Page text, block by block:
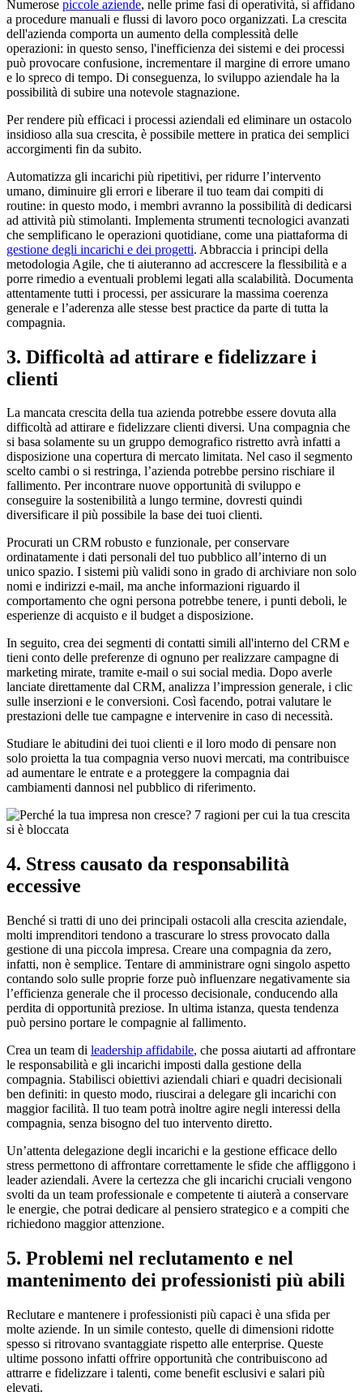
Numerose piccole aziende, nelle prime fasi di operatività, si affidano
a procedure manuali e flussi di lavoro poco organizzati. La crescita
dell'azienda comporta un aumento della complessità delle
operazioni: in questo senso, l'inefficienza dei sistemi e dei processi
può provocare confusione, incrementare il margine di errore umano
e lo spreco di tempo. Di conseguenza, lo sviluppo aziendale ha la
possibilità di subire una notevole stagnazione.
Per rendere più efficaci i processi aziendali ed eliminare un ostacolo
insidioso alla sua crescita, è possibile mettere in pratica dei semplici
accorgimenti fin da subito.
Automatizza gli incarichi più ripetitivi, per ridurre l’intervento
umano, diminuire gli errori e liberare il tuo team dai compiti di
routine: in questo modo, i membri avranno la possibilità di dedicarsi
ad attività più stimolanti. Implementa strumenti tecnologici avanzati
che semplificano le operazioni quotidiane, come una piattaforma di
gestione degli incarichi e dei progetti. Abbraccia i principi della
metodologia Agile, che ti aiuteranno ad accrescere la flessibilità e a
porre rimedio a eventuali problemi legati alla scalabilità. Documenta
attentamente tutti i processi, per assicurare la massima coerenza
generale e l’aderenza alle stesse best practice da parte di tutta la
compagnia.
3. Difficoltà ad attirare e fidelizzare i
clienti
La mancata crescita della tua azienda potrebbe essere dovuta alla
difficoltà ad attirare e fidelizzare clienti diversi. Una compagnia che
si basa solamente su un gruppo demografico ristretto avrà infatti a
disposizione una copertura di mercato limitata. Nel caso il segmento
scelto cambi o si restringa, l’azienda potrebbe persino rischiare il
fallimento. Per incontrare nuove opportunità di sviluppo e
conseguire la sostenibilità a lungo termine, dovresti quindi
diversificare il più possibile la base dei tuoi clienti.
Procurati un CRM robusto e funzionale, per conservare
ordinatamente i dati personali del tuo pubblico all’interno di un
unico spazio. I sistemi più validi sono in grado di archiviare non solo
nomi e indirizzi e-mail, ma anche informazioni riguardo il
comportamento che ogni persona potrebbe tenere, i punti deboli, le
esperienze di acquisto e il budget a disposizione.
In seguito, crea dei segmenti di contatti simili all'interno del CRM e
tieni conto delle preferenze di ognuno per realizzare campagne di
marketing mirate, tramite e-mail o sui social media. Dopo averle
lanciate direttamente dal CRM, analizza l’impression generale, i clic
sulle inserzioni e le conversioni. Così facendo, potrai valutare le
prestazioni delle tue campagne e intervenire in caso di necessità.
Studiare le abitudini dei tuoi clienti e il loro modo di pensare non
solo proietta la tua compagnia verso nuovi mercati, ma contribuisce
ad aumentare le entrate e a proteggere la compagnia dai
cambiamenti dannosi nel pubblico di riferimento.
4. Stress causato da responsabilità
eccessive
Benché si tratti di uno dei principali ostacoli alla crescita aziendale,
molti imprenditori tendono a trascurare lo stress provocato dalla
gestione di una piccola impresa. Creare una compagnia da zero,
infatti, non è semplice. Tentare di amministrare ogni singolo aspetto
contando solo sulle proprie forze può influenzare negativamente sia
l’efficienza generale che il processo decisionale, conducendo alla
perdita di opportunità preziose. In ultima istanza, questa tendenza
può persino portare le compagnie al fallimento.
Crea un team di leadership affidabile, che possa aiutarti ad affrontare
le responsabilità e gli incarichi imposti dalla gestione della
compagnia. Stabilisci obiettivi aziendali chiari e quadri decisionali
ben definiti: in questo modo, riuscirai a delegare gli incarichi con
maggior facilità. Il tuo team potrà inoltre agire negli interessi della
compagnia, senza bisogno del tuo intervento diretto.
Un’attenta delegazione degli incarichi e la gestione efficace dello
stress permettono di affrontare correttamente le sfide che affliggono i
leader aziendali. Avere la certezza che gli incarichi cruciali vengono
svolti da un team professionale e competente ti aiuterà a conservare
le energie, che potrai dedicare al pensiero strategico e a compiti che
richiedono maggior attenzione.
5. Problemi nel reclutamento e nel
mantenimento dei professionisti più abili
Reclutare e mantenere i professionisti più capaci è una sfida per
molte aziende. In un simile contesto, quelle di dimensioni ridotte
spesso si ritrovano svantaggiate rispetto alle enterprise. Queste
ultime possono infatti offrire opportunità che contribuiscono ad
attrarre e fidelizzare i talenti, come benefit esclusivi e salari più
elevati.